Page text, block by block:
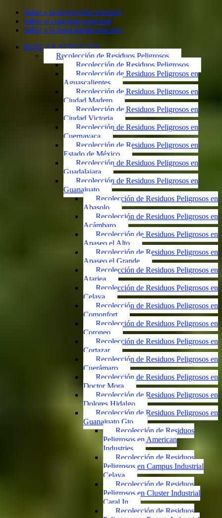
Saltar a la navegación principal
Saltar al contenido principal
Saltar a la barra lateral principal
BUSCAR SERVICIOS
Recolección de Residuos Peligrosos
Recolección de Residuos Peligrosos
Recolección de Residuos Peligrosos en
Aguascalientes
Recolección de Residuos Peligrosos en
Ciudad Madero
Recolección de Residuos Peligrosos en
Ciudad Victoria
Recolección de Residuos Peligrosos en
Cuernavaca
Recolección de Residuos Peligrosos en
Estado de México
Recolección de Residuos Peligrosos en
Guadalajara
Recolección de Residuos Peligrosos en
Guanajuato
Recolección de Residuos Peligrosos en
Abasolo
Recolección de Residuos Peligrosos en
Acámbaro
Recolección de Residuos Peligrosos en
Apaseo el Alto
Recolección de Residuos Peligrosos en
Apaseo el Grande
Recolección de Residuos Peligrosos en
Atarjea
Recolección de Residuos Peligrosos en
Celaya
Recolección de Residuos Peligrosos en
Comonfort
Recolección de Residuos Peligrosos en
Coroneo
Recolección de Residuos Peligrosos en
Cortazar
Recolección de Residuos Peligrosos en
Cuerámaro
Recolección de Residuos Peligrosos en
Doctor Mora
Recolección de Residuos Peligrosos en
Dolores Hidalgo
Recolección de Residuos Peligrosos en
Guanajuato Gto.
Recolección de Residuos
Peligrosos en American
Industries
Recolección de Residuos
Peligrosos en Campus Industrial
Celaya
Recolección de Residuos
Peligrosos en Cluster Industrial
Caral In
Recolección de Residuos